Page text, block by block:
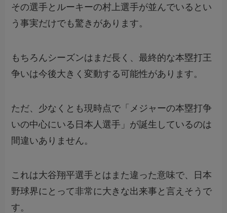
その選手とルーキーの村上選手が並んでいるとい
う事実だけでも驚きがあります。
もちろんシーズンはまだ長く、最終的な本塁打王
争いは今後大きく変動する可能性があります。
ただ、少なくとも現時点で「メジャーの本塁打争
いの中心にいる日本人選手」が誕生しているのは
間違いありません。
これは大谷翔平選手とはまた違った意味で、日本
野球界にとって非常に大きな出来事と言えそうで
す。